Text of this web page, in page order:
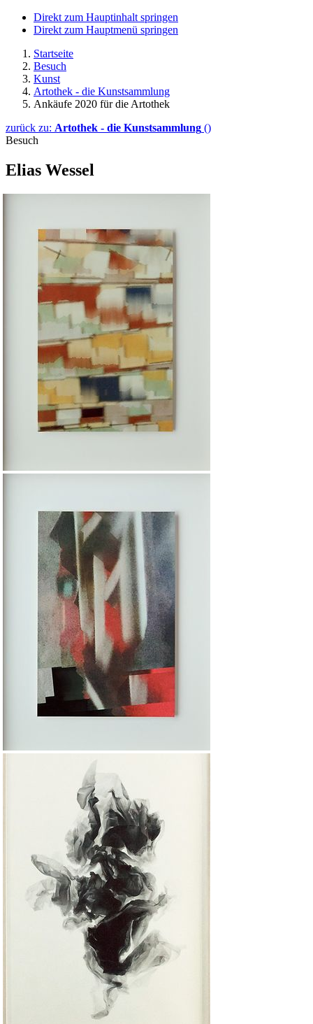
Direkt zum Hauptinhalt springen
Direkt zum Hauptmenü springen
Startseite
Besuch
Kunst
Artothek - die Kunstsammlung
Ankäufe 2020 für die Artothek
zurück zu: Artothek - die Kunstsammlung ()
Besuch
Elias Wessel